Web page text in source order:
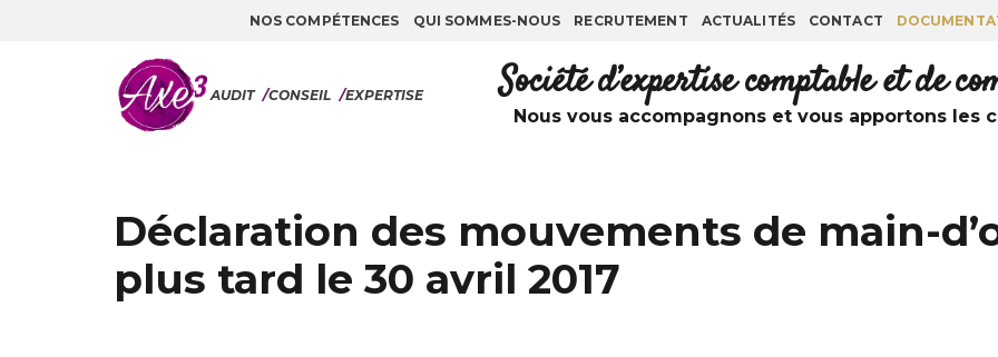
NOS COMPÉTENCES QUI SOMMES-NOUS RECRUTEMENT ACTUALITÉS CONTACT
AUDIT /CONSEIL /EXPERTISE Société d’expertise comptable et de
Nous vous accompagnons et vous apportons les
Déclaration des mouvements de main-
plus tard le 30 avril 2017